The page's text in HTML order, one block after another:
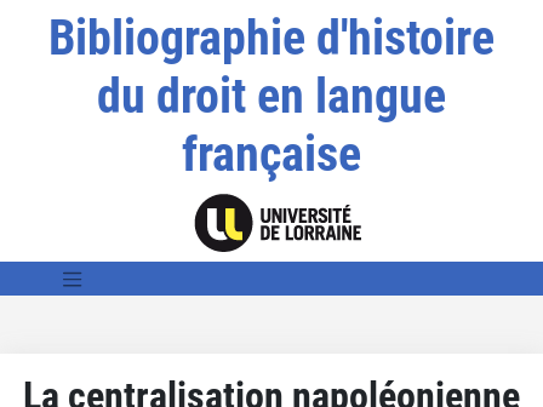
Bibliographie d'histoire
du droit en langue
française
La centralisation napoléonienne